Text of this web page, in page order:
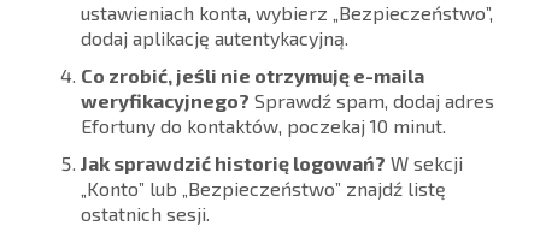
ustawieniach konta, wybierz „Bezpieczeństwo”,
dodaj aplikację autentykacyjną.
Co zrobić, jeśli nie otrzymuję e-maila
weryfikacyjnego? Sprawdź spam, dodaj adres
Efortuny do kontaktów, poczekaj 10 minut.
Jak sprawdzić historię logowań? W sekcji
„Konto” lub „Bezpieczeństwo” znajdź listę
ostatnich sesji.